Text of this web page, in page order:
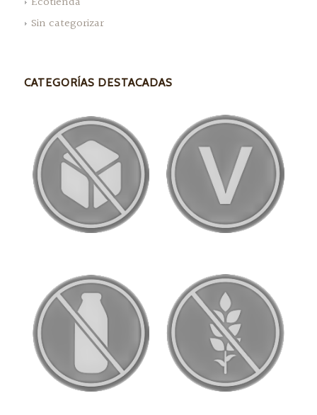
Sin categorizar
CATEGORÍAS DESTACADAS